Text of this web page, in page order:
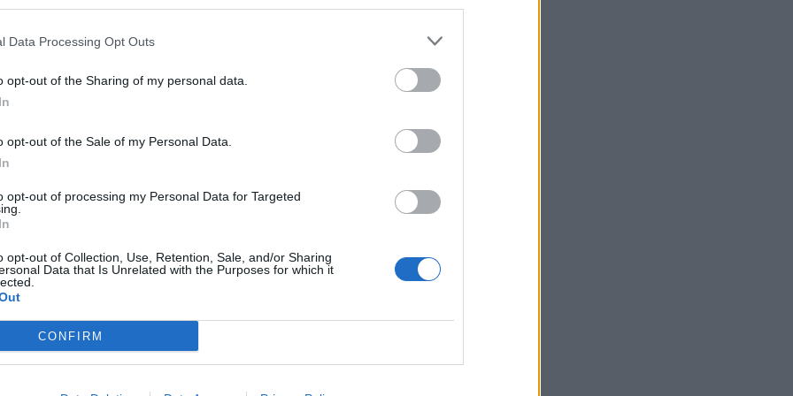
Data Processing Opt Outs
opt-out of the Sharing of my personal data.
opt-out of the Sale of my Personal Data.
opt-out of processing my Personal Data for Targeted
opt-out of Collection, Use, Retention, Sale, and/or Sharing
Data that Is Unrelated with the Purposes for which it
CONFIRM
που περικλείεται από τις οδούς:
–Πάροδος Ελ. Βενιζέλου – Ρυακίων.
νερού και ζητά την κατανόηση
και μάθετε πρώτοιόλες τις ειδήσεις